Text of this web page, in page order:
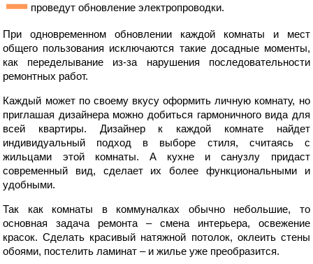
проведут обновление электропроводки.
При одновременном обновлении каждой комнаты и мест
общего пользования исключаются такие досадные моменты,
как переделывание из-за нарушения последовательности
ремонтных работ.
Каждый может по своему вкусу оформить личную комнату, но
приглашая дизайнера можно добиться гармоничного вида для
всей квартиры. Дизайнер к каждой комнате найдет
индивидуальный подход в выборе стиля, считаясь с
жильцами этой комнаты. А кухне и санузлу придаст
современный вид, сделает их более функциональными и
удобными.
Так как комнаты в коммуналках обычно небольшие, то
основная задача ремонта – смена интерьера, освежение
красок. Сделать красивый натяжной потолок, оклеить стены
обоями, постелить ламинат – и жилье уже преобразится.